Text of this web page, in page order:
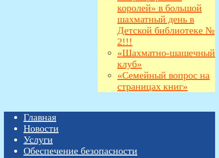
королей» в большой
шахматный день в
Детской библиотеке №
2!!!
«Шахматно-шашечный
клуб»
«Семейный вопрос на
страницах книг»
Главная
Новости
Услуги
Обеспечение безопасности